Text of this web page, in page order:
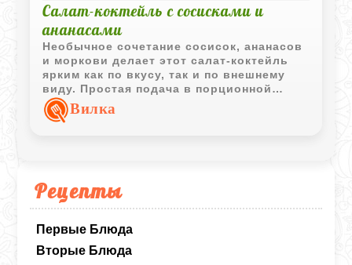
Рецепты
Первые Блюда
Вторые Блюда
Салат-коктейль с сосисками и
ананасами
Необычное сочетание сосисок, ананасов
и моркови делает этот салат-коктейль
ярким как по вкусу, так и по внешнему
виду. Простая подача в порционной
вазочке превращает закуску в
интересное угощение для гостей.
Вилка